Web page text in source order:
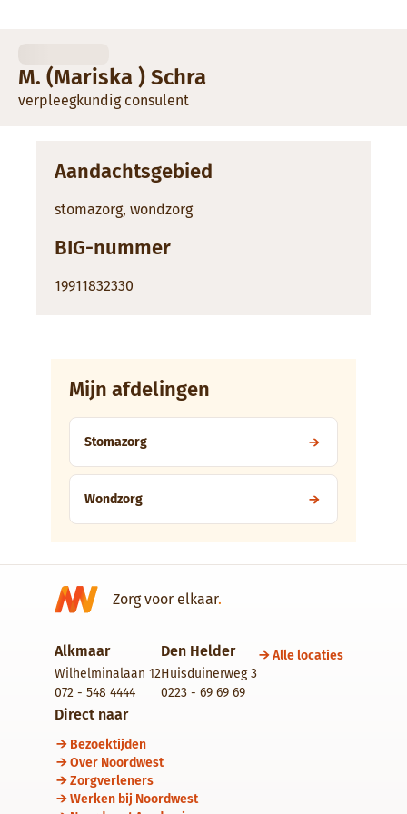
M. (Mariska ) Schra
verpleegkundig consulent
Aandachtsgebied
stomazorg, wondzorg
BIG-nummer
19911832330
Mijn afdelingen
Stomazorg
Wondzorg
Zorg voor elkaar.
Alkmaar
Wilhelminalaan 12
072 - 548 4444
Den Helder
Huisduinerweg 3
0223 - 69 69 69
Alle locaties
Direct naar
Bezoektijden
Over Noordwest
Zorgverleners
Werken bij Noordwest